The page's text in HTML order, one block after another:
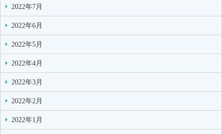
2022年7月
2022年6月
2022年5月
2022年4月
2022年3月
2022年2月
2022年1月